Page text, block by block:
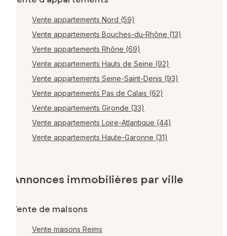
Vente appartements Nord (59)
Vente appartements Bouches-du-Rhône (13)
Vente appartements Rhône (69)
Vente appartements Hauts de Seine (92)
Vente appartements Seine-Saint-Denis (93)
Vente appartements Pas de Calais (62)
Vente appartements Gironde (33)
Vente appartements Loire-Atlantique (44)
Vente appartements Haute-Garonne (31)
Annonces immobilières par ville
Vente de maisons
Vente maisons Reims